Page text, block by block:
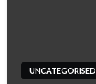
UNCATEGORISED